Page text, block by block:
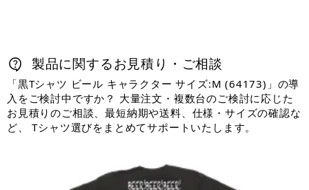
製品に関するお見積り・ご相談
「黒Tシャツ ビール キャラクター サイズ:M (64173)」の導
入をご検討中ですか？ 大量注文・複数台のご検討に応じた
お見積りのご相談、最短納期や送料、仕様・サイズの確認な
ど、 Tシャツ選びをまとめてサポートいたします。